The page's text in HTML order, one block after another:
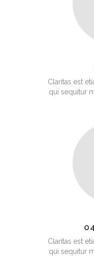
Claritas est
qui sequitur
Claritas est
qui sequitur